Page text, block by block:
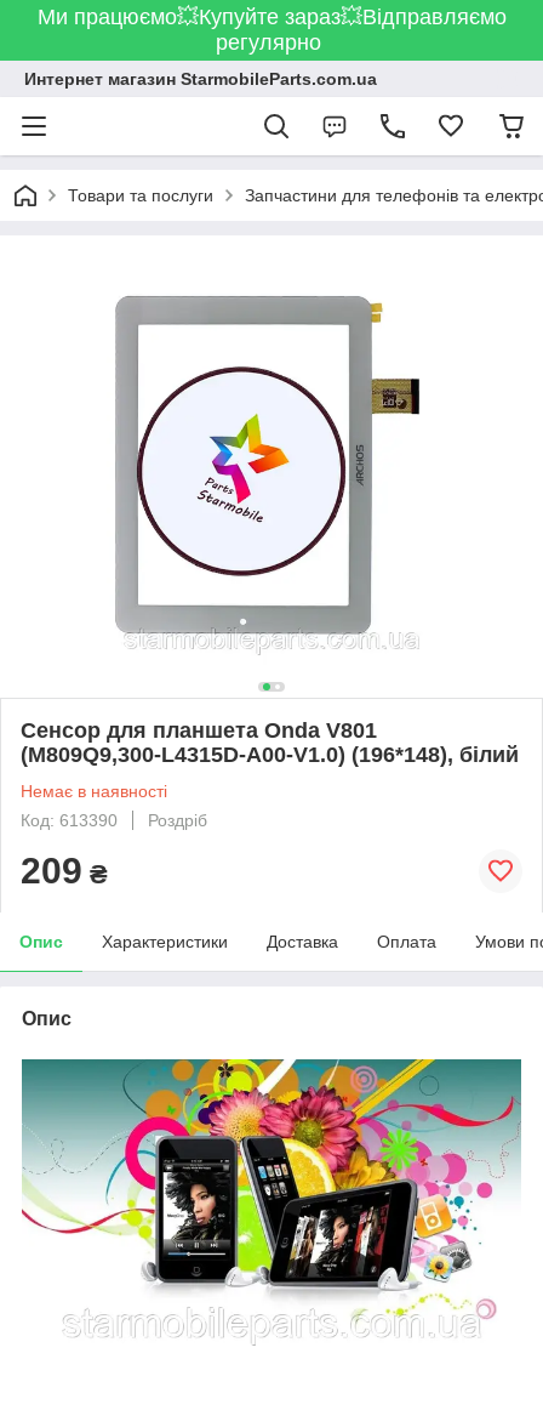
Ми працюємо💥Купуйте зараз💥Відправляємо
регулярно
Интернет магазин StarmobileParts.com.ua
Товари та послуги Запчастини для телефонів та
Сенсор для планшета Onda V801
(M809Q9,300-L4315D-A00-V1.0) (196*148), білий
Немає в наявності
Код: 613390
Роздріб
209 ₴
Опис Характеристики Доставка Оплата Умови
Опис